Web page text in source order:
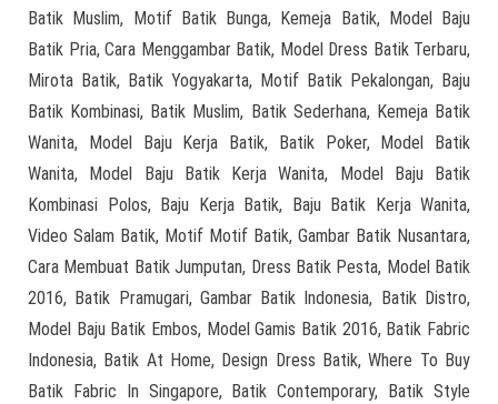
Batik Muslim, Motif Batik Bunga, Kemeja Batik, Model Baju
Batik Pria, Cara Menggambar Batik, Model Dress Batik Terbaru,
Mirota Batik, Batik Yogyakarta, Motif Batik Pekalongan, Baju
Batik Kombinasi, Batik Muslim, Batik Sederhana, Kemeja Batik
Wanita, Model Baju Kerja Batik, Batik Poker, Model Batik
Wanita, Model Baju Batik Kerja Wanita, Model Baju Batik
Kombinasi Polos, Baju Kerja Batik, Baju Batik Kerja Wanita,
Video Salam Batik, Motif Motif Batik, Gambar Batik Nusantara,
Cara Membuat Batik Jumputan, Dress Batik Pesta, Model Batik
2016, Batik Pramugari, Gambar Batik Indonesia, Batik Distro,
Model Baju Batik Embos, Model Gamis Batik 2016, Batik Fabric
Indonesia, Batik At Home, Design Dress Batik, Where To Buy
Batik Fabric In Singapore, Batik Contemporary, Batik Style